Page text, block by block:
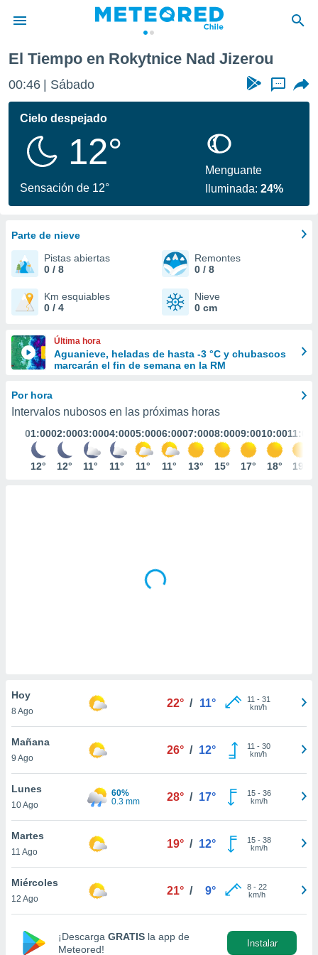
de
por
se
calidad.
a este
las
y
forma
basada
permite
coste.
botón
a la
nuestra
y
de
cookies
aceptar
ACEPTAR
CONTINUAR
CONFIGURACIÓN
El Tiempo en Rokytnice Nad Jizerou
00:46 Sábado ...
Cielo despejado
12°
Sensación de 12°
Menguante
Iluminada:24%
Parte de nieve
Pistas abiertas
0 / 8
Remontes
0 / 8
Km esquiables
0 / 4
Nieve
0 cm
Última hora
Aguanieve, heladas de hasta -3 °C y chubascos
marcarán el fin de semana en la RM
Por hora
Intervalos nubosos en las próximas horas
01:00
12°
02:00
12°
03:00
11°
04:00
11°
05:00
11°
06:00
11°
07:00
13°
08:00
15°
09:00
17°
10:00
18°
11:00
19°
Hoy
8 Ago
22° / 11° 11 - 31
km/h
Mañana
9 Ago
26° / 12° 11 - 30
km/h
Lunes
10 Ago
60%
0.3 mm
28° / 17° 15- 36
km/h
Martes
11 Ago
19° / 12° 15- 38
km/h
Miércoles
12 Ago
21° / 9° 8- 22
km/h
¡Descarga GRATIS la app de
Meteored!
Instalar